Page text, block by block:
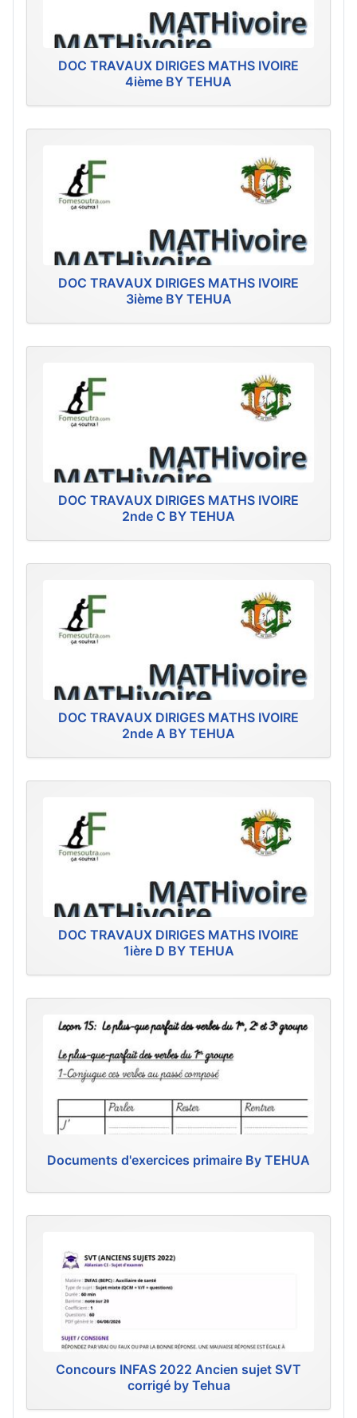
DOC TRAVAUX DIRIGES MATHS IVOIRE
4ième BY TEHUA
DOC TRAVAUX DIRIGES MATHS IVOIRE
3ième BY TEHUA
DOC TRAVAUX DIRIGES MATHS IVOIRE
2nde C BY TEHUA
DOC TRAVAUX DIRIGES MATHS IVOIRE
2nde A BY TEHUA
DOC TRAVAUX DIRIGES MATHS IVOIRE
1ière D BY TEHUA
Documents d'exercices primaire By TEHUA
Concours INFAS 2022 Ancien sujet SVT
corrigé by Tehua